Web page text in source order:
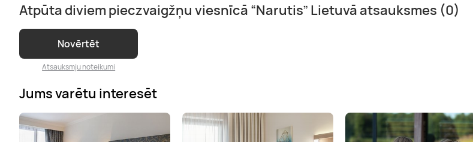
Atpūta diviem pieczvaigžņu viesnīcā “Narutis” Lietuvā atsauksmes (0)
Novērtēt
Atsauksmju noteikumi
Jums varētu interesēt